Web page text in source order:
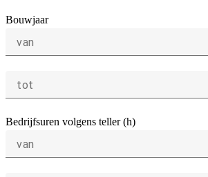
Bouwjaar
van
tot
Bedrijfsuren volgens teller (h)
van